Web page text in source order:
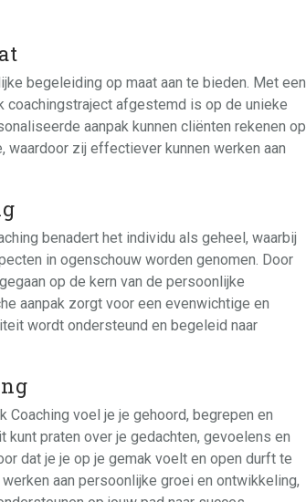
begeleiding op maat aan te bieden. Met een
coachingstraject afgestemd is op de unieke
aanpak kunnen cliënten rekenen op
zij effectiever kunnen werken aan
benadert het individu als geheel, waarbij
in ogenschouw worden genomen. Door
op de kern van de persoonlijke
aanpak zorgt voor een evenwichtige en
wordt ondersteund en begeleid naar
voel je je gehoord, begrepen en
praten over je gedachten, gevoelens en
dat je je op je gemak voelt en open durft te
aan persoonlijke groei en ontwikkeling,